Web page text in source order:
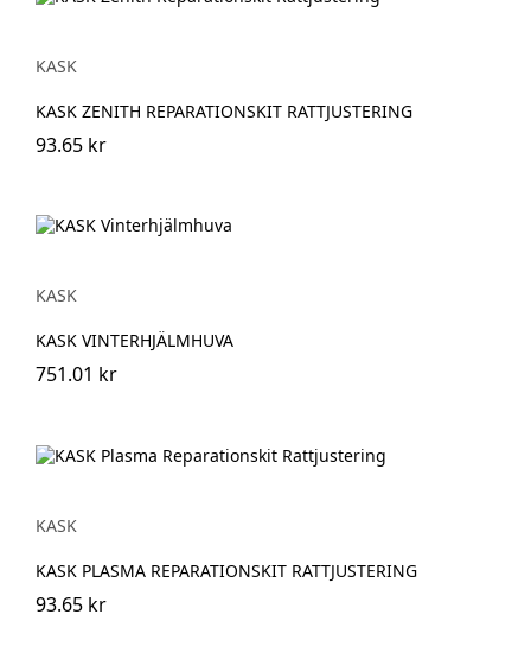
KASK
KASK ZENITH REPARATIONSKIT RATTJUSTERING
93.65 kr
KASK
KASK VINTERHJÄLMHUVA
751.01 kr
KASK
KASK PLASMA REPARATIONSKIT RATTJUSTERING
93.65 kr